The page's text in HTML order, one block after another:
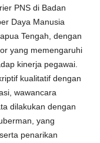
PNS di Badan
Daya Manusia
Tengah, dengan
yang memengaruhi
kinerja pegawai.
kualitatif dengan
wawancara
dilakukan dengan
yang
penarikan